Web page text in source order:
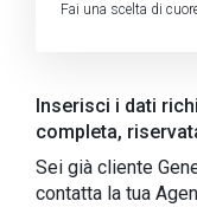
Inserisci i dati
completa,
Sei già cliente
contatta la tua
Fai una scelta di